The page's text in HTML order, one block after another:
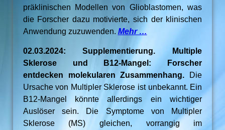
präklinischen Modellen von Glioblastomen, was
die Forscher dazu motivierte, sich der klinischen
Anwendung zuzuwenden. Mehr …
02.03.2024: Supplementierung. Multiple
Sklerose und B12-Mangel: Forscher
entdecken molekularen Zusammenhang. Die
Ursache von Multipler Sklerose ist unbekannt. Ein
B12-Mangel könnte allerdings ein wichtiger
Auslöser sein. Die Symptome von Multipler
Sklerose (MS) gleichen, vorrangig im